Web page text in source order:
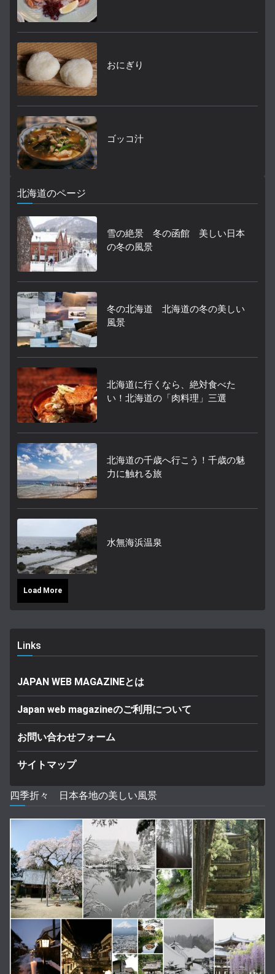
おにぎり
ゴッコ汁
北海道のページ
雪の絶景 冬の函館 美しい日本
の冬の風景
冬の北海道 北海道の冬の美しい
風景
北海道に行くなら、絶対食べた
い！北海道の「肉料理」三選
北海道の千歳へ行こう！千歳の魅
力に触れる旅
水無海浜温泉
Load More
Links
JAPAN WEB MAGAZINEとは
Japan web magazineのご利用について
お問い合わせフォーム
サイトマップ
四季折々 日本各地の美しい風景